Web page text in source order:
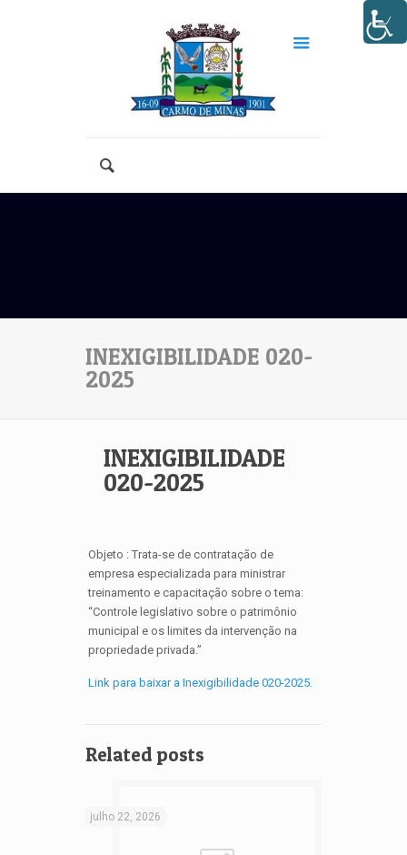
INEXIGIBILIDADE 020-
2025
INEXIGIBILIDADE
020-2025
Objeto : Trata-se de contratação de
empresa especializada para ministrar
treinamento e capacitação sobre o tema:
“Controle legislativo sobre o patrimônio
municipal e os limites da intervenção na
propriedade privada.”
Link para baixar a Inexigibilidade 020-2025.
Related posts
julho 22, 2026